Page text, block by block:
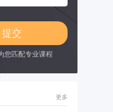
您匹配专业课程
更多